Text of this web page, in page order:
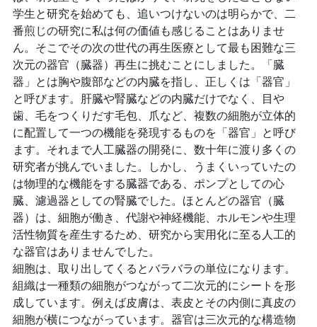
学生と研究を始めても、追いつけないのは明らかで、二
番煎じの研究に私は何の価値も感じることはありませ
ん。そこでその次の世代の再生医療として最も困難な三
次元の器官（臓器）再生に挑むことにしました。「臓
器」とは胸や腹部などの内臓を指し、正しくは「器官」
と呼びます。肝臓や腎臓などの内臓だけでなく、目や
歯、毛をつくりだす毛包、爪など、複数の細胞が立体的
に配置して一つの機能を発現するものを「器官」と呼び
ます。それまで人工臓器の開発に、数十年に渡り多くの
研究者が挑んでいました。しかし、うまくいっていたの
は物理的な機能をする臓器である、ポンプとしての心
臓、濾過器としての腎臓でした。ほとんどの器官（臓
器）は、細胞が働き、代謝や神経機能、ホルモンや生理
活性物質を産生するため、研究から実用化に至る人工的
な器官はありませんでした。
細胞は、取り出してくるとバラバラの単位になります。
組織は一種類の細胞がつながって二次元的にシートを形
成しています。例えば皮膚は、表皮とその内側に真皮の
細胞が横につながっています。器官は三次元的な構造物